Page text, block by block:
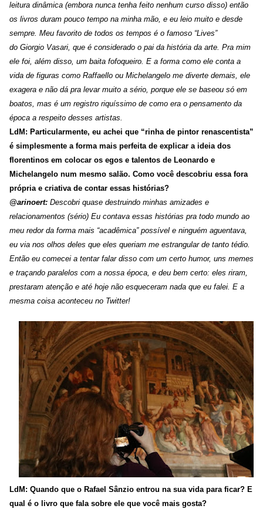
leitura dinâmica (embora nunca tenha feito nenhum curso disso) então
os livros duram pouco tempo na minha mão, e eu leio muito e desde
sempre. Meu favorito de todos os tempos é o famoso “Lives”
do Giorgio Vasari, que é considerado o pai da história da arte. Pra mim
ele foi, além disso, um baita fofoqueiro. E a forma como ele conta a
vida de figuras como Raffaello ou Michelangelo me diverte demais, ele
exagera e não dá pra levar muito a sério, porque ele se baseou só em
boatos, mas é um registro riquíssimo de como era o pensamento da
época a respeito desses artistas.
LdM: Particularmente, eu achei que “rinha de pintor renascentista”
é simplesmente a forma mais perfeita de explicar a ideia dos
florentinos em colocar os egos e talentos de Leonardo e
Michelangelo num mesmo salão. Como você descobriu essa fora
própria e criativa de contar essas histórias?
@arinoert: Descobri quase destruindo minhas amizades e
relacionamentos (sério) Eu contava essas histórias pra todo mundo ao
meu redor da forma mais “acadêmica” possível e ninguém aguentava,
eu via nos olhos deles que eles queriam me estrangular de tanto tédio.
Então eu comecei a tentar falar disso com um certo humor, uns memes
e traçando paralelos com a nossa época, e deu bem certo: eles riram,
prestaram atenção e até hoje não esqueceram nada que eu falei. E a
mesma coisa aconteceu no Twitter!
LdM: Quando que o Rafael Sânzio entrou na sua vida para ficar? E
qual é o livro que fala sobre ele que você mais gosta?